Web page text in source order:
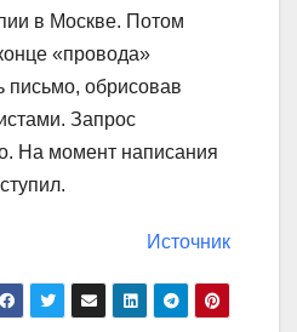
в Москве. Потом
«провода»
письмо, обрисовав
Запрос
На момент написания
Источник